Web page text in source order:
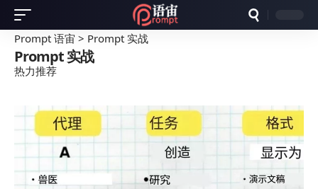
Prompt 语宙 > Prompt 实战
Prompt 实战
热力推荐